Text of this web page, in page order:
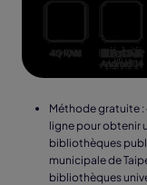
Méthode gratuite :
ligne pour obtenir
bibliothèques
municipale de
bibliothèques